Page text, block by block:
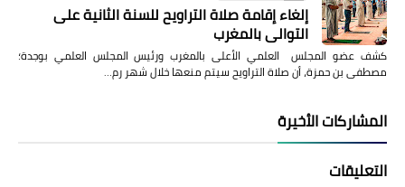
إلغاء إقامة صلاة التراويح للسنة الثانية على
التوالي بالمغرب
كشف عضو المجلس العلمي الأعلى بالمغرب ورئيس المجلس العلمي بوجدة؛
مصطفى بن حمزة، أن صلاة التراويح سيتم منعها خلال شهر رم…
المشاركات الأخيرة
التعليقات